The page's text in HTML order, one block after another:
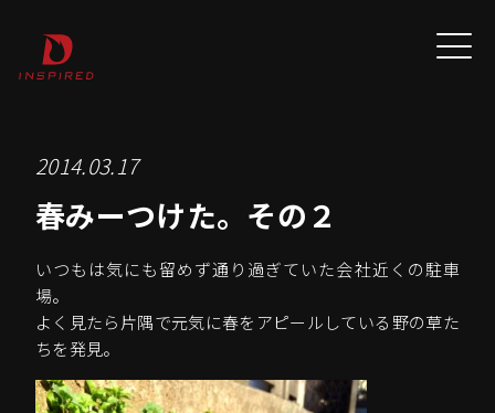
2014.03.17
春みーつけた。その２
いつもは気にも留めず通り過ぎていた会社近くの駐車
場。
よく見たら片隅で元気に春をアピールしている野の草た
ちを発見。